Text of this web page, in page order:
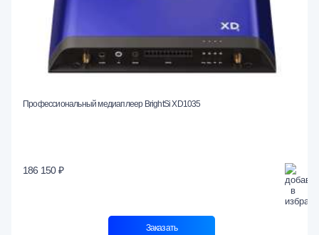
Профессиональный медиаплеер BrightSi XD1035
186 150 ₽
Заказать